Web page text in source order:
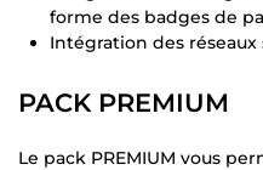
forme des badges de
Intégration des réseaux
PACK PREMIUM
Le pack PREMIUM vous